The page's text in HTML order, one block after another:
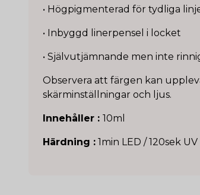
• Högpigmenterad för tydliga
• Inbyggd linerpensel i locket
• Självutjämnande men inte
Observera att färgen kan
skärminställningar och ljus.
Innehåller : 10ml
Härdning : 1min LED / 120sek UV